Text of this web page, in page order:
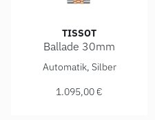
TISSOT
Ballade 30mm
Tissot Ballade 30mm,
Automatik, Silber
1.095,00 €